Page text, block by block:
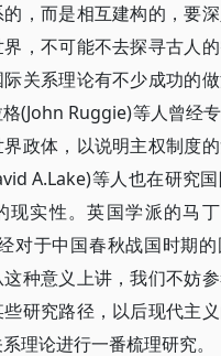
，而是相互建构的，要
，不可能不去探寻古人
关系理论有不少成功的
(John Ruggie)等人曾经
政体，以说明主权制度
A.Lake)等人也在研究
现实性。英国学派的马
对于中国春秋战国时期
种意义上讲，我们不妨
研究路径，以后现代主
理论进行一番梳理研究。